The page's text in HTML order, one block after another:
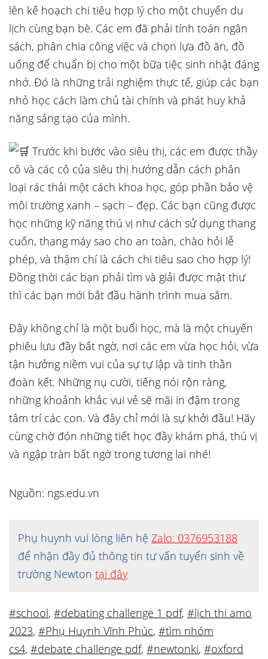
lên kế hoạch chi tiêu hợp lý cho một chuyến du
lịch cùng bạn bè. Các em đã phải tính toán ngân
sách, phân chia công việc và chọn lựa đồ ăn, đồ
uống để chuẩn bị cho một bữa tiệc sinh nhật đáng
nhớ. Đó là những trải nghiệm thực tế, giúp các bạn
nhỏ học cách làm chủ tài chính và phát huy khả
năng sáng tạo của mình.
Trước khi bước vào siêu thị, các em được thầy
cô và các cô của siêu thị hướng dẫn cách phân
loại rác thải một cách khoa học, góp phần bảo vệ
môi trường xanh – sạch – đẹp. Các bạn cũng được
học những kỹ năng thú vị như cách sử dụng thang
cuốn, thang máy sao cho an toàn, chào hỏi lễ
phép, và thậm chí là cách chi tiêu sao cho hợp lý!
Đồng thời các bạn phải tìm và giải được mật thư
thì các bạn mới bắt đầu hành trình mua sắm.
Đây không chỉ là một buổi học, mà là một chuyến
phiêu lưu đầy bất ngờ, nơi các em vừa học hỏi, vừa
tận hưởng niềm vui của sự tự lập và tinh thần
đoàn kết. Những nụ cười, tiếng nói rộn ràng,
những khoảnh khắc vui vẻ sẽ mãi in đậm trong
tâm trí các con. Và đây chỉ mới là sự khởi đầu! Hãy
cùng chờ đón những tiết học đầy khám phá, thú vị
và ngập tràn bất ngờ trong tương lai nhé!
Nguồn: ngs.edu.vn
Phụ huynh vui lòng liên hệ Zalo: 0376953188
để nhận đầy đủ thông tin tư vấn tuyển sinh về
trường Newton tại đây
#school, #debating challenge 1 pdf, #lịch thi amo
2023, #Phụ Huynh Vĩnh Phúc, #tìm nhóm
cs4, #debate challenge pdf, #newtonki, #oxford